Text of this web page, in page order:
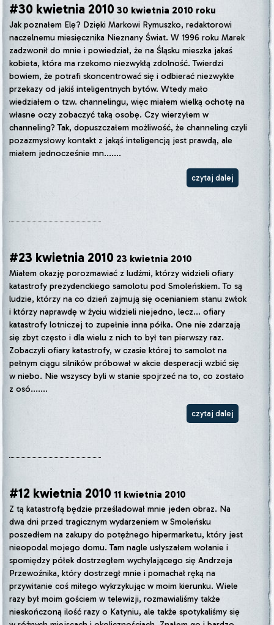
#30 kwietnia 2010 30 kwietnia 2010 roku
Jak poznałem Elę? Dzięki Markowi Rymuszko, redaktorowi
naczelnemu miesięcznika Nieznany Świat. W 1996 roku Marek
zadzwonił do mnie i powiedział, że na Śląsku mieszka jakaś
kobieta, która ma rzekomo niezwykłą zdolność. Twierdzi
bowiem, że potrafi skoncentrować się i odbierać niezwykłe
przekazy od jakiś inteligentnych bytów. Wtedy mało
wiedziałem o tzw. channelingu, więc miałem wielką ochotę na
własne oczy zobaczyć taką osobę. Czy wierzyłem w
channeling? Tak, dopuszczałem możliwość, że channeling czyli
pozazmysłowy kontakt z jakąś inteligencją jest prawdą, ale
miałem jednocześnie mn.......
czytaj dalej
#23 kwietnia 2010 23 kwietnia 2010
Miałem okazję porozmawiać z ludźmi, którzy widzieli ofiary
katastrofy prezydenckiego samolotu pod Smoleńskiem. To są
ludzie, którzy na co dzień zajmują się ocenianiem stanu zwłok
i którzy naprawdę w życiu widzieli niejedno, lecz... ofiary
katastrofy lotniczej to zupełnie inna półka. One nie zdarzają
się zbyt często i dla wielu z nich to był ten pierwszy raz.
Zobaczyli ofiary katastrofy, w czasie której to samolot na
pełnym ciągu silników próbował w akcie desperacji wzbić się
w niebo. Nie wszyscy byli w stanie spojrzeć na to, co zostało
z osó.......
czytaj dalej
#12 kwietnia 2010 11 kwietnia 2010
Z tą katastrofą będzie prześladował mnie jeden obraz. Na
dwa dni przed tragicznym wydarzeniem w Smoleńsku
poszedłem na zakupy do potężnego hipermarketu, który jest
nieopodal mojego domu. Tam nagle usłyszałem wołanie i
spomiędzy półek dostrzegłem wychylającego się Andrzeja
Przewoźnika, który dostrzegł mnie i pomachał ręką na
przywitanie coś miłego wykrzykując w moim kierunku. Wiele
razy był moim gościem w telewizji, rozmawialiśmy także
nieskończoną ilość razy o Katyniu, ale także spotykaliśmy się